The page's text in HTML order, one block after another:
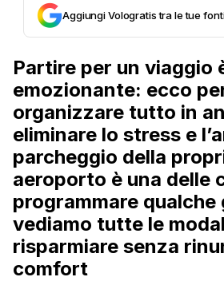
Aggiungi Vologratis tra le tue
Partire per un viaggio
emozionante: ecco
organizzare tutto in
eliminare lo stress e
parcheggio della
aeroporto è una delle
programmare qualche
vediamo tutte le
risparmiare senza
comfort